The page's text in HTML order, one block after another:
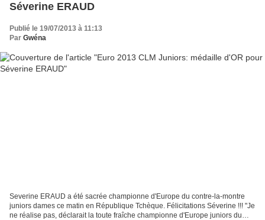
Séverine ERAUD
Publié le 19/07/2013 à 11:13
Par Gwéna
Severine ERAUD a été sacrée championne d'Europe du contre-la-montre
juniors dames ce matin en République Tchèque. Félicitations Séverine !!! "Je
ne réalise pas, déclarait la toute fraîche championne d'Europe juniors du